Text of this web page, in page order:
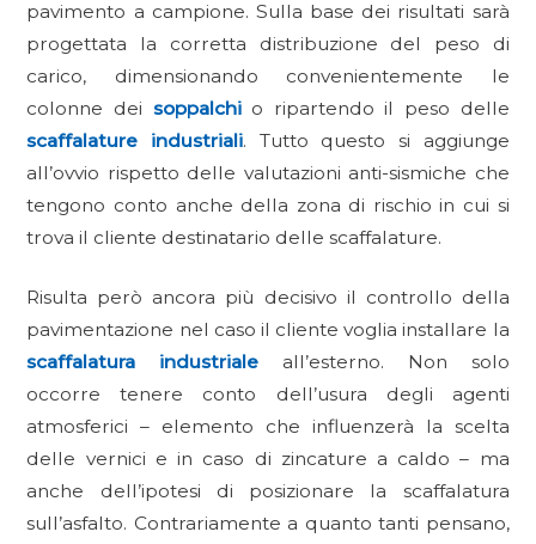
pavimento a campione. Sulla base dei risultati sarà
progettata la corretta distribuzione del peso di
carico, dimensionando convenientemente le
colonne dei soppalchi o ripartendo il peso delle
scaffalature industriali. Tutto questo si aggiunge
all’ovvio rispetto delle valutazioni anti-sismiche che
tengono conto anche della zona di rischio in cui si
trova il cliente destinatario delle scaffalature.
Risulta però ancora più decisivo il controllo della
pavimentazione nel caso il cliente voglia installare la
scaffalatura industriale all’esterno. Non solo
occorre tenere conto dell’usura degli agenti
atmosferici – elemento che influenzerà la scelta
delle vernici e in caso di zincature a caldo – ma
anche dell’ipotesi di posizionare la scaffalatura
sull’asfalto. Contrariamente a quanto tanti pensano,